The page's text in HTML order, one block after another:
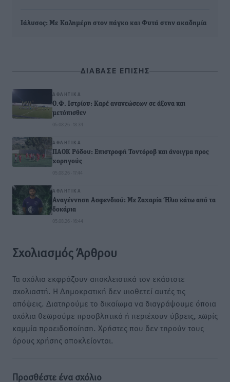
Ιάλυσος: Με Καλημέρη στον πάγκο και Φυτά στην ακαδημία
ΔΙΑΒΑΣΕ ΕΠΙΣΗΣ
ΑΘΛΗΤΙΚΆ
Ο.Φ. Ιστρίου: Καρέ ανανεώσεων σε άξονα και
μετόπισθεν
05.08.26 · 18:34
ΑΘΛΗΤΙΚΆ
ΠΑΟΚ Ρόδου: Επιστροφή Τοντόροβ και άνοιγμα προς
χορηγούς
05.08.26 · 17:44
ΑΘΛΗΤΙΚΆ
Αναγέννηση Ασφενδιού: Με Ζαχαρία Ήλιο κάτω από τα
δοκάρια
05.08.26 · 16:44
Σχολιασμός Άρθρου
Τα σχόλια εκφράζουν αποκλειστικά τον εκάστοτε
σχολιαστή. Η Δημοκρατική δεν υιοθετεί αυτές τις
απόψεις. Διατηρούμε το δικαίωμα να διαγράψουμε όποια
σχόλια θεωρούμε προσβλητικά ή περιέχουν ύβρεις, χωρίς
καμμία προειδοποίηση. Χρήστες που δεν τηρούν τους
όρους χρήσης αποκλείονται.
Προσθέστε ένα σχόλιο